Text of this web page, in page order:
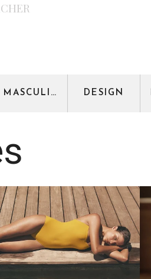
MASCULIN DESIGN